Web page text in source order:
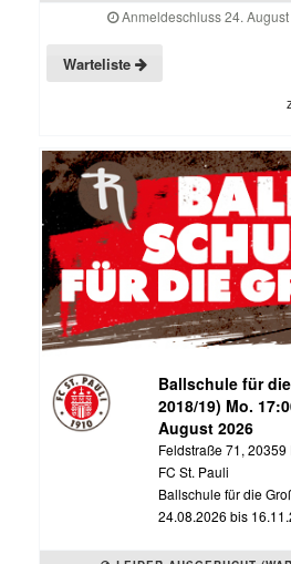
Anmeldeschluss 24.
Warteliste
Ballschule für
2018/19) Mo.
August 2026
Feldstraße 71,
FC St. Pauli
Ballschule für die
24.08.2026 bis